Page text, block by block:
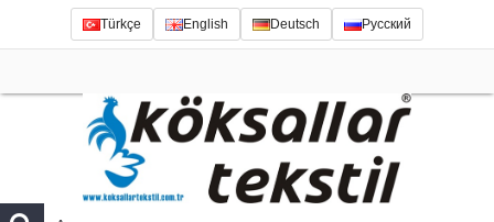
Türkçe English Deutsch Русский